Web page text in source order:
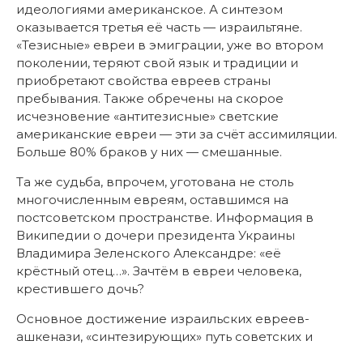
идеологиями американское. А синтезом
оказывается третья её часть — израильтяне.
«Тезисные» евреи в эмиграции, уже во втором
поколении, теряют свой язык и традиции и
приобретают свойства евреев страны
пребывания. Также обречены на скорое
исчезновение «антитезисные» светские
американские евреи — эти за счёт ассимиляции.
Больше 80% браков у них — смешанные.
Та же судьба, впрочем, уготована не столь
многочисленным евреям, оставшимся на
постсоветском пространстве. Информация в
Википедии о дочери президента Украины
Владимира Зеленского Александре: «её
крёстный отец…». Зачтём в евреи человека,
крестившего дочь?
Основное достижение израильских евреев-
ашкенази, «синтезирующих» путь советских и